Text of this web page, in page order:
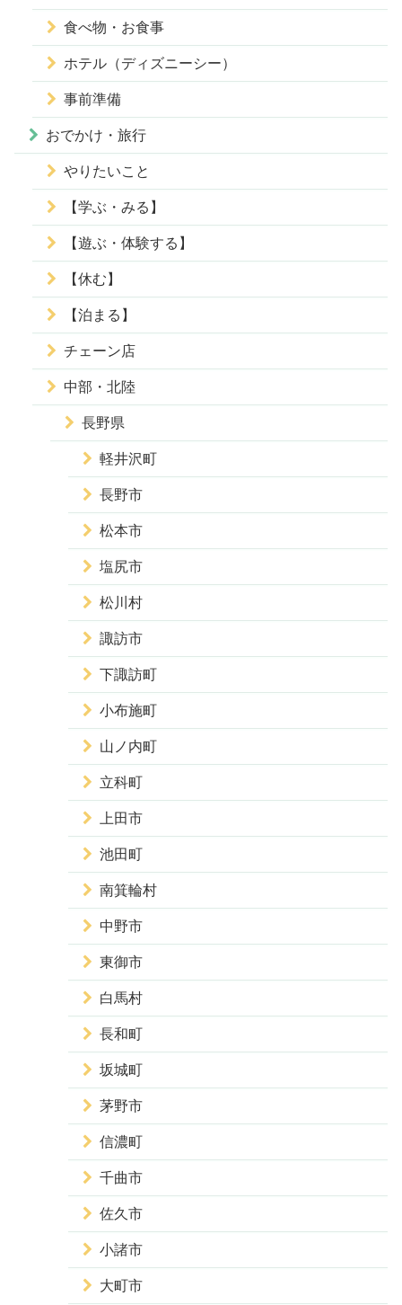
食べ物・お食事
ホテル（ディズニーシー）
事前準備
おでかけ・旅行
やりたいこと
【学ぶ・みる】
【遊ぶ・体験する】
【休む】
【泊まる】
チェーン店
中部・北陸
長野県
軽井沢町
長野市
松本市
塩尻市
松川村
諏訪市
下諏訪町
小布施町
山ノ内町
立科町
上田市
池田町
南箕輪村
中野市
東御市
白馬村
長和町
坂城町
茅野市
信濃町
千曲市
佐久市
小諸市
大町市